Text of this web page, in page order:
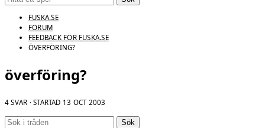
FUSKA.SE
FORUM
FEEDBACK FÖR FUSKA.SE
ÖVERFÖRING?
överföring?
4 SVAR · STARTAD 13 OCT 2003
Sök